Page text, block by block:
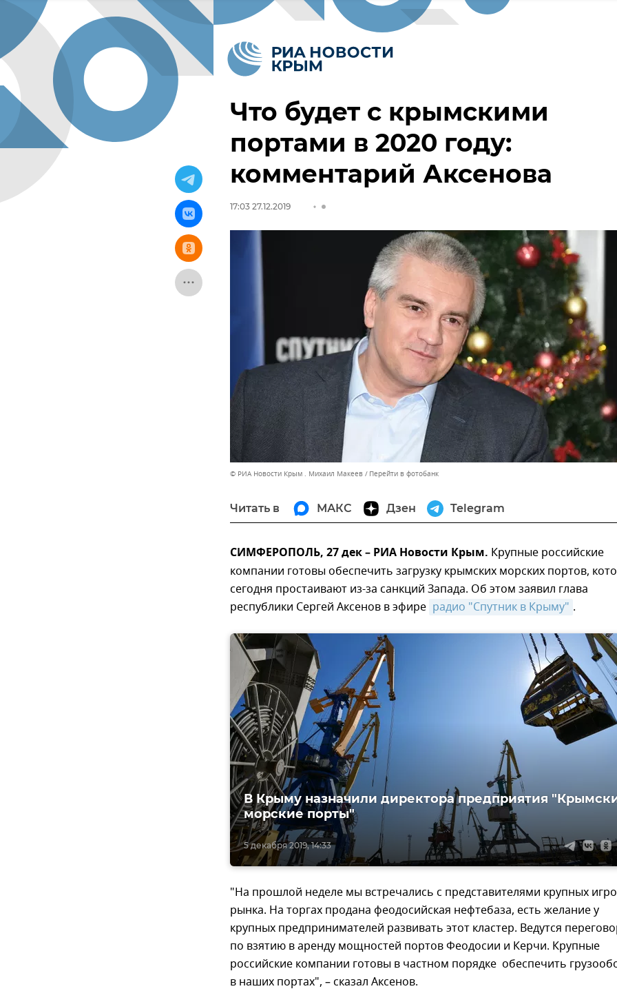
Что будет с крымскими
портами в 2020 году:
комментарий Аксенова
17:03 27.12.2019
© РИА Новости Крым . Михаил Макеев Перейти в фотобанк
Читать в МАКС Дзен Telegram
СИМФЕРОПОЛЬ, 27 дек – РИА Новости Крым. Крупные российские
компании готовы обеспечить загрузку крымских морских портов,
сегодня простаивают из-за санкций Запада. Об этом заявил глава
республики Сергей Аксенов в эфире радио "Спутник в Крыму" .
5 декабря 2019, 14:33
В Крыму назначили директора предприятия
морские порты"
"На прошлой неделе мы встречались с представителями крупных
рынка. На торгах продана феодосийская нефтебаза, есть желание у
крупных предпринимателей развивать этот кластер. Ведутся
по взятию в аренду мощностей портов Феодосии и Керчи. Крупные
российские компании готовы в частном порядке обеспечить
в наших портах", – сказал Аксенов.